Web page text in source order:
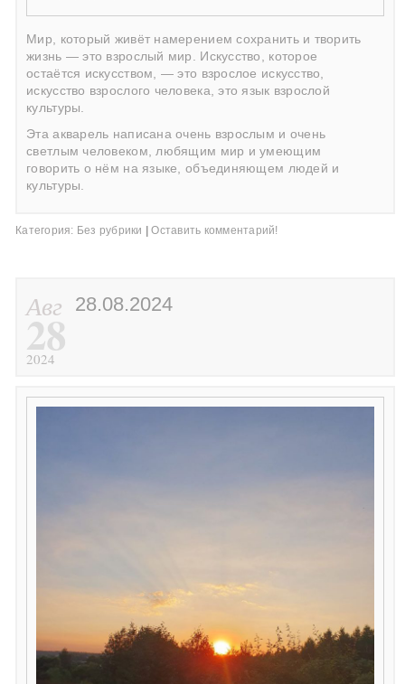
Мир, который живёт намерением сохранить и творить
жизнь — это взрослый мир. Искусство, которое
остаётся искусством, — это взрослое искусство,
искусство взрослого человека, это язык взрослой
культуры.
Эта акварель написана очень взрослым и очень
светлым человеком, любящим мир и умеющим
говорить о нём на языке, объединяющем людей и
культуры.
Категория: Без рубрики Оставить комментарий!
Авг
28
2024
28.08.2024